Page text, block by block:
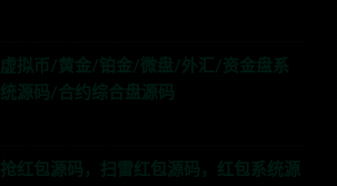
虚拟币/黄金/铂金/微盘/外汇/资金盘系
统源码/合约综合盘源码
抢红包源码，扫雷红包源码，红包系统源